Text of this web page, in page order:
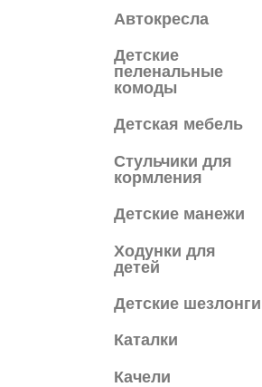
Автокресла
Детские
пеленальные
комоды
Детская мебель
Cтульчики для
кормления
Детские манежи
Ходунки для
детей
Детские шезлонги
Каталки
Качели